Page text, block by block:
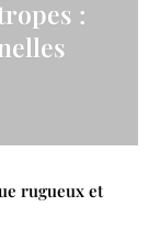
:
rugueux et